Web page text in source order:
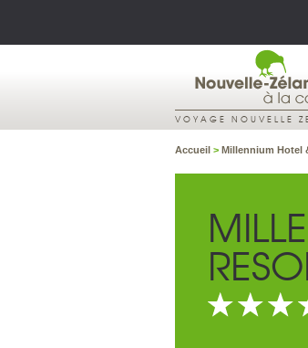
VOYAGE NOUVELLE
Accueil > Millennium Hotel